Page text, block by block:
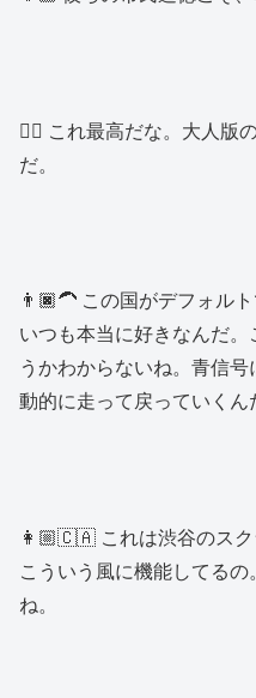
👱‍♂️ これ最高だな。大人版
だ。
👨🏿‍🦱 この国がデフォル
いつも本当に好きなんだ
うかわからないね。青信
動的に走って戻っていくん
👩🏼🇨🇦 これは渋谷のスク
こういう風に機能してる
ね。